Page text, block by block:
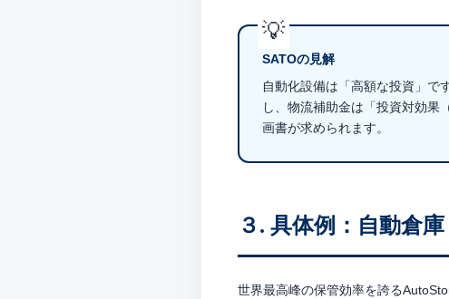
SATOの見解
自動化設備は「高額な投資」で
し、物流補助金は 「投資対効果
画書が求められます。
３. 具体例：自動倉
世界最高峰の保管効率を誇る